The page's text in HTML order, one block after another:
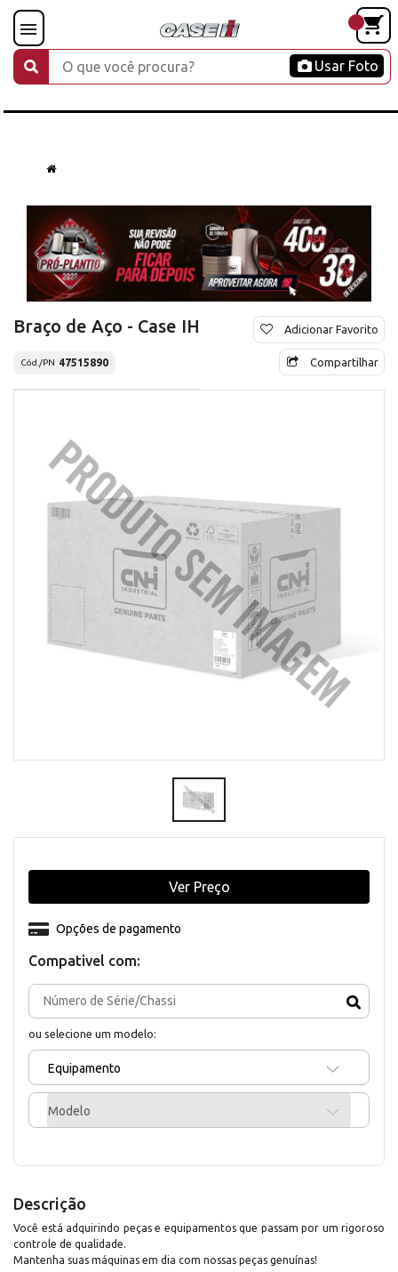
Usar Foto
Braço de Aço - Case IH
Cód./PN 47515890
Adicionar Favorito
Compartilhar
Compativel com:
ou selecione um modelo:
Equipamento
Modelo
Opções de pagamento
Ver Preço
Descrição
Você está adquirindo peças e equipamentos que passam por um rigoroso
controle de qualidade.
Mantenha suas máquinas em dia com nossas peças genuínas!